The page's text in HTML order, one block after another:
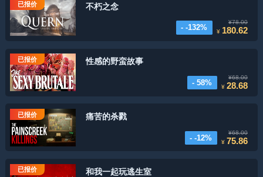
已报价 不朽之念
- -132%
¥78.00
¥ 180.62
已报价 性感的野蛮故事
- 58%
¥68.00
¥28.68
已报价 痛苦的杀戮
- -12%
¥68.00
¥ 75.86
已报价 和我一起玩逃生室